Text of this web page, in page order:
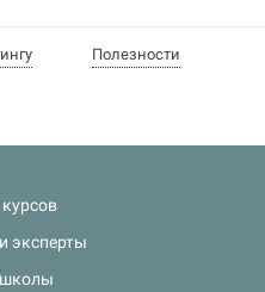
Полезности
эксперты